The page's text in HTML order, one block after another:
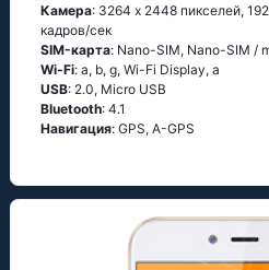
Камера: 3264 x 2448 пикселей,
кадров/сек
SIM-карта: Nano-SIM, Nano-SIM /
Wi-Fi: а, b, g, Wi-Fi Disрlаy, а
USB: 2.0, Micro USB
Bluetooth: 4.1
Навигация: GРS, А-GРS